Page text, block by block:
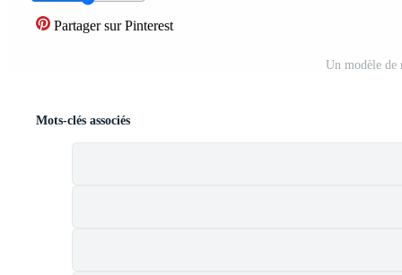
Partager sur Pinterest
Un modèle de
Mots-clés associés